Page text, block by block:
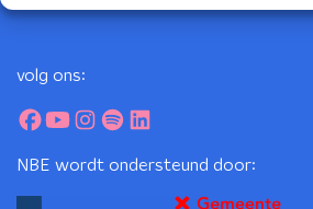
volg ons:
NBE wordt ondersteund door: